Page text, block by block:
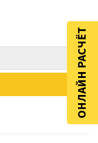
ОНЛАЙН РАСЧЁТ